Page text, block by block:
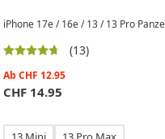
iPhone 17e / 16e / 13 / 13 Pro
(13)
Ab CHF 12.95
CHF 14.95